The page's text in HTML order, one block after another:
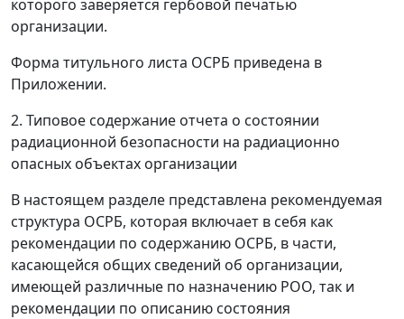
которого заверяется гербовой печатью
организации.
Форма титульного листа ОСРБ приведена в
Приложении.
2. Типовое содержание отчета о состоянии
радиационной безопасности на радиационно
опасных объектах организации
В настоящем разделе представлена рекомендуемая
структура ОСРБ, которая включает в себя как
рекомендации по содержанию ОСРБ, в части,
касающейся общих сведений об организации,
имеющей различные по назначению РОО, так и
рекомендации по описанию состояния